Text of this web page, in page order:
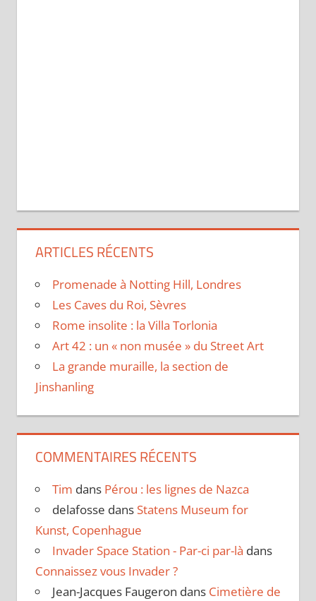
ARTICLES RÉCENTS
Promenade à Notting Hill, Londres
Les Caves du Roi, Sèvres
Rome insolite : la Villa Torlonia
Art 42 : un « non musée » du Street Art
La grande muraille, la section de
Jinshanling
COMMENTAIRES RÉCENTS
Tim dans Pérou : les lignes de Nazca
delafosse dans Statens Museum for
Kunst, Copenhague
Invader Space Station - Par-ci par-là dans
Connaissez vous Invader ?
Jean-Jacques Faugeron dans Cimetière de